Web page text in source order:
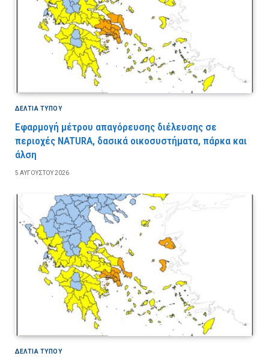
ΔΕΛΤΙΑ ΤΥΠΟΥ
Εφαρμογή μέτρου απαγόρευσης διέλευσης σε
περιοχές NATURA, δασικά οικοσυστήματα, πάρκα και
άλση
5 ΑΥΓΟΎΣΤΟΥ 2026
ΔΕΛΤΙΑ ΤΥΠΟΥ